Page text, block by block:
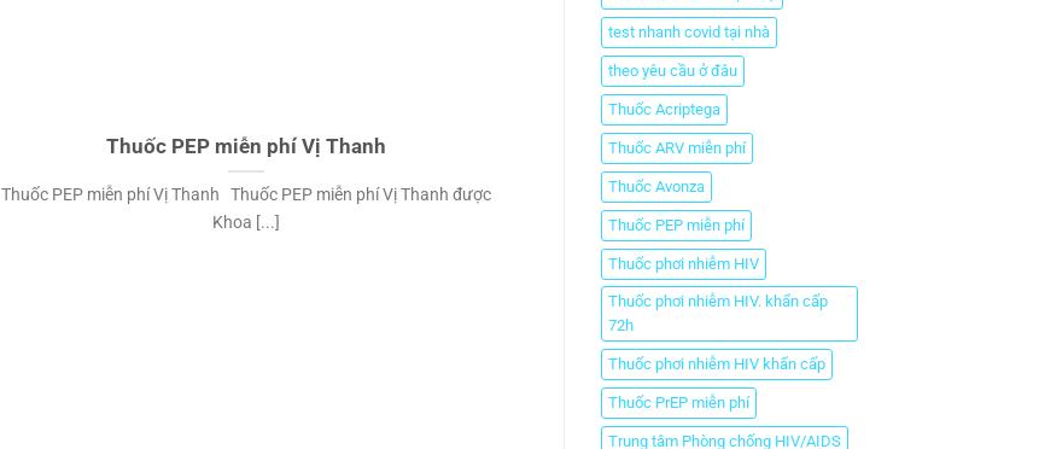
Thuốc PEP miễn phí Vị Thanh
Thuốc PEP miễn phí Vị Thanh Thuốc PEP miễn phí Vị Thanh được
Khoa [...]
test nhanh covid tại nhà
theo yêu cầu ở đâu
Thuốc Acriptega
Thuốc ARV miễn phí
Thuốc Avonza
Thuốc PEP miễn phí
Thuốc phơi nhiễm HIV
Thuốc phơi nhiễm HIV. khẩn cấp
72h
Thuốc phơi nhiễm HIV khẩn cấp
Thuốc PrEP miễn phí
Trung tâm Phòng chống HIV/AIDS